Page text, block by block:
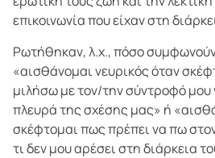
επικοινωνία που είχαν στη
Ρωτήθηκαν, λ.χ., πόσο
«αισθάνομαι νευρικός όταν
μιλήσω με τον/την σύντροφό μου
πλευρά της σχέσης μας» ή
σκέφτομαι πως πρέπει να πω
τι δεν μου αρέσει στη διάρκεια